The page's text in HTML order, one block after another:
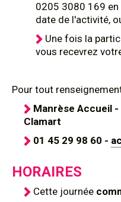
0205 3080 169
date de l'activité,
Une fois la
vous recevrez
Pour tout
Manrèse Accueil
Clamart
01 45 29 98 60 -
HORAIRES
Cette journée